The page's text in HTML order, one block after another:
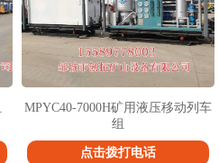
MPYC40-7000H矿用液压移动列车
组
点击拨打电话